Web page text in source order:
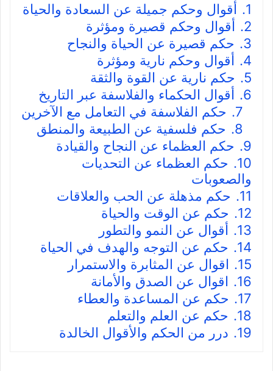
1.
أقوال وحكم جميلة عن السعادة والحياة
2.
أقوال وحكم قصيرة ومؤثرة
3.
حكم قصيرة عن الحياة والنجاح
4.
أقوال وحكم نارية ومؤثرة
5.
حكم نارية عن القوة والثقة
6.
أقوال الحكماء والفلاسفة عبر التاريخ
7.
حكم الفلاسفة في التعامل مع الآخرين
8.
حكم فلسفية عن الطبيعة والمنطق
9.
حكم العظماء عن النجاح والقيادة
10.
حكم العظماء عن التحديات
والصعوبات
11.
حكم مذهلة عن الحب والعلاقات
12.
حكم عن الوقت والحياة
13.
أقوال عن النمو والتطور
14.
حكم عن التوجه والهدف في الحياة
15.
اقوال عن المثابرة والاستمرار
16.
اقوال عن الصدق والأمانة
17.
حكم عن المساعدة والعطاء
18.
حكم عن العلم والتعلم
19.
درر من الحكم والأقوال الخالدة